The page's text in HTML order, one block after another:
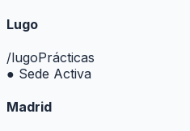
Lugo
/lugoPrácticas
● Sede Activa
Madrid